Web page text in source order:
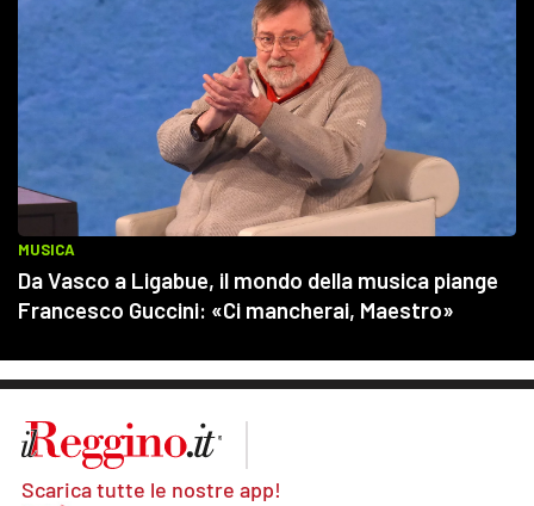
Scarica tutte le nostre app!